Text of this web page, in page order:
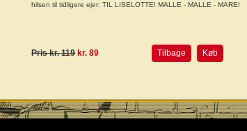
hilsen til tidligere ejer: TIL LISELOTTE! MALLE - MALLE - MARE!
Pris kr. 119 kr. 89 Tilbage Køb